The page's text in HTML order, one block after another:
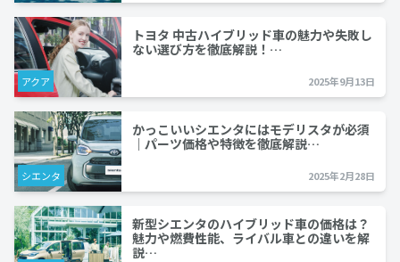
アクア
トヨタ 中古ハイブリッド車の魅力や失敗し
ない選び方を徹底解説！…
2025年9月13日
シエンタ
かっこいいシエンタにはモデリスタが必須
｜パーツ価格や特徴を徹底解説…
2025年2月28日
新型シエンタのハイブリッド車の価格は？
魅力や燃費性能、ライバル車との違いを解
説…